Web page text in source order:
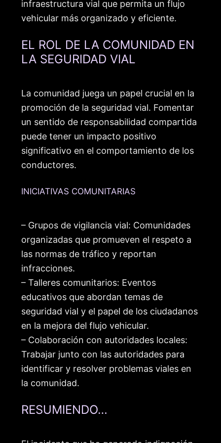
infraestructura vial que permita un flujo
vehicular más organizado y eficiente.
EL ROL DE LA COMUNIDAD EN
LA SEGURIDAD VIAL
La comunidad juega un papel crucial en la
promoción de la seguridad vial. Fomentar
un sentido de responsabilidad compartida
puede tener un impacto positivo
significativo en el comportamiento de los
conductores.
INICIATIVAS COMUNITARIAS
– Grupos de vigilancia vial: Comunidades
organizadas que promueven el respeto a
las normas de tráfico y reportan
infracciones.
– Talleres comunitarios: Eventos
educativos que abordan temas de
seguridad vial y el papel de los ciudadanos
en la mejora del flujo vehicular.
– Colaboración con autoridades locales:
Trabajar junto con las autoridades para
identificar y resolver problemas viales en
la comunidad.
RESUMIENDO…